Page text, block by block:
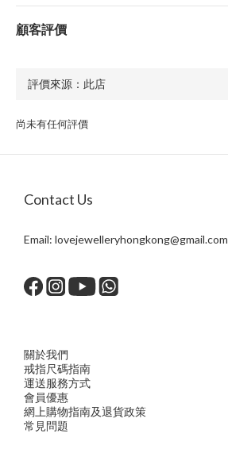
顧客評價
尚未有任何評價
Contact Us
Email: lovejewelleryhongkong@gmail.com
關於我們
戒指尺碼指南
運送服務方式
會員優惠
網上購物指南及退貨政策
常見問題